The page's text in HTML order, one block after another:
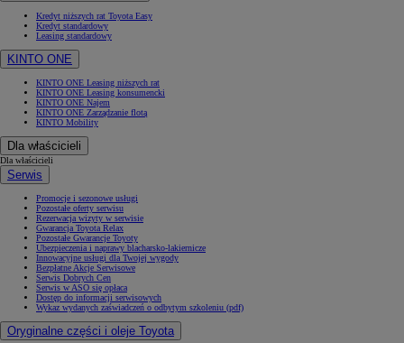
Kredyt niższych rat Toyota Easy
Kredyt standardowy
Leasing standardowy
KINTO ONE
KINTO ONE Leasing niższych rat
KINTO ONE Leasing konsumencki
KINTO ONE Najem
KINTO ONE Zarządzanie flotą
KINTO Mobility
Dla właścicieli
Dla właścicieli
Serwis
Promocje i sezonowe usługi
Pozostałe oferty serwisu
Rezerwacja wizyty w serwisie
Gwarancja Toyota Relax
Pozostałe Gwarancje Toyoty
Ubezpieczenia i naprawy blacharsko-lakiernicze
Innowacyjne usługi dla Twojej wygody
Bezpłatne Akcje Serwisowe
Serwis Dobrych Cen
Serwis w ASO się opłaca
Dostęp do informacji serwisowych
Wykaz wydanych zaświadczeń o odbytym szkoleniu (pdf)
Oryginalne części i oleje Toyota